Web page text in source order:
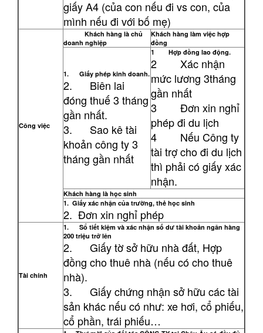
giấy A4 (của con nếu đi vs con, của
mình nếu đi với bố mẹ)
Công việc
Khách hàng là chủ
doanh nghiệp
Khách hàng làm việc hợp
đồng
1. Giấy phép kinh doanh.
2. Biên lai
đóng thuế 3 tháng
gần nhất.
3. Sao kê tài
khoản công ty 3
tháng gần nhất
1 Hợp đồng lao động.
2 Xác nhận
mức lương 3tháng
gần nhất
3 Đơn xin nghỉ
phép đi du lịch
4 Nếu Công ty
tài trợ cho đi du lịch
thì phải có giấy xác
nhận.
Khách hàng là học sinh
1. Giấy xác nhận của trường, thẻ học sinh
2. Đơn xin nghỉ phép
Tài chính
1. Sổ tiết kiệm và xác nhận số dư tài khoản ngân hàng
200 triệu trở lên
2. Giấy tờ sở hữu nhà đất, Hợp
đồng cho thuê nhà (nếu có cho thuê
nhà).
3. Giấy chứng nhận sở hữu các tài
sản khác nếu có như: xe hơi, cổ phiếu,
cổ phần, trái phiếu…